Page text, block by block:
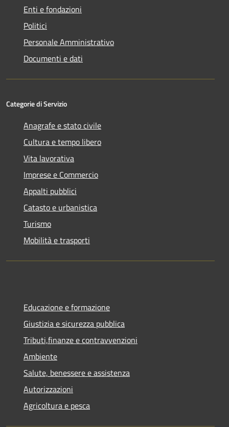
Enti e fondazioni
Politici
Personale Amministrativo
Documenti e dati
Categorie di Servizio
Anagrafe e stato civile
Cultura e tempo libero
Vita lavorativa
Imprese e Commercio
Appalti pubblici
Catasto e urbanistica
Turismo
Mobilità e trasporti
Educazione e formazione
Giustizia e sicurezza pubblica
Tributi,finanze e contravvenzioni
Ambiente
Salute, benessere e assistenza
Autorizzazioni
Agricoltura e pesca